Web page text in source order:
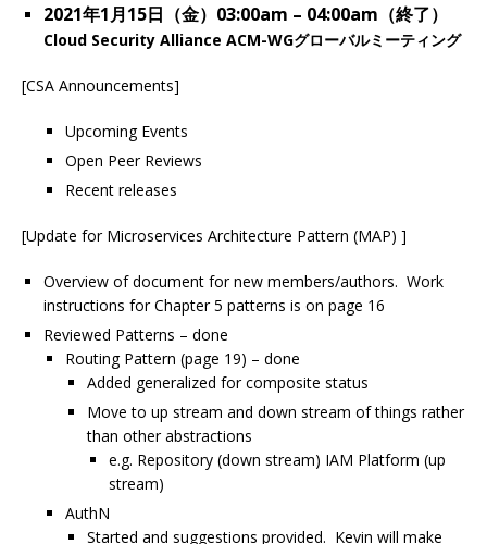
2021年1月15日（金）03:00am – 04:00am（終了）
Cloud Security Alliance ACM-WGグローバルミーティング
[CSA Announcements]
Upcoming Events
Open Peer Reviews
Recent releases
[Update for Microservices Architecture Pattern (MAP) ]
Overview of document for new members/authors. Work
instructions for Chapter 5 patterns is on page 16
Reviewed Patterns – done
Routing Pattern (page 19) – done
Added generalized for composite status
Move to up stream and down stream of things rather
than other abstractions
e.g. Repository (down stream) IAM Platform (up
stream)
AuthN
Started and suggestions provided. Kevin will make